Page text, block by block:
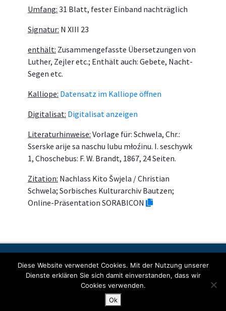
Umfang: 31 Blatt, fester Einband nachträglich
Signatur: N XIII 23
enthält: Zusammengefasste Übersetzungen von
Luther, Zejler etc.; Enthält auch: Gebete, Nacht-
Segen etc.
Kalliope: Datensatz im Kalliope öffnen
Digitalisat: Digitalisat anzeigen
Literaturhinweise: Vorlage für: Schwela, Chr.:
Sserske arije sa naschu lubu młoźinu. I. seschywk
1, Choschebus: F. W. Brandt, 1867, 24 Seiten.
Zitation: Nachlass Kito Šwjela / Christian
Schwela; Sorbisches Kulturarchiv Bautzen;
Online-Präsentation SORABICON
© Copyright 2022 SORABICON. All Rights Reserved.
Diese Website verwendet Cookies. Mit der Nutzung unserer
Dienste erklären Sie sich damit einverstanden, dass wir
Cookies verwenden.
Ok